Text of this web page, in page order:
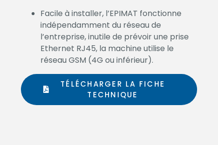
Facile à installer, l’EPIMAT fonctionne
indépendamment du réseau de
l’entreprise, inutile de prévoir une prise
Ethernet RJ45, la machine utilise le
réseau GSM (4G ou inférieur).
TÉLÉCHARGER LA FICHE
TECHNIQUE